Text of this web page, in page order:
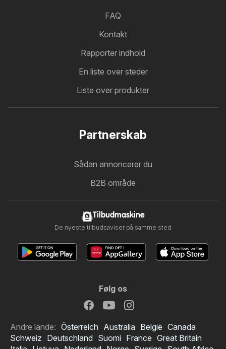
FAQ
Kontakt
Rapporter indhold
En liste over steder
Liste over produkter
Partnerskab
Sådan annoncerer du
B2B område
Tilbudmaskine
De nyeste tilbudsaviser på samme sted
Følg os
Andre lande: Österreich Australia België Canada
Schweiz Deutschland Suomi France Great Britain